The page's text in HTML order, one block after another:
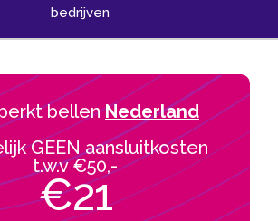
bedrijven
bellenNederland
GEEN aansluitkosten
t.w.v €50,-
€21